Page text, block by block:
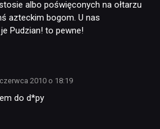
albo poświęconych na ołtarzu
azteckim bogom. U nas
Pudzian! to pewne!
2010 o 18:19
do d*py